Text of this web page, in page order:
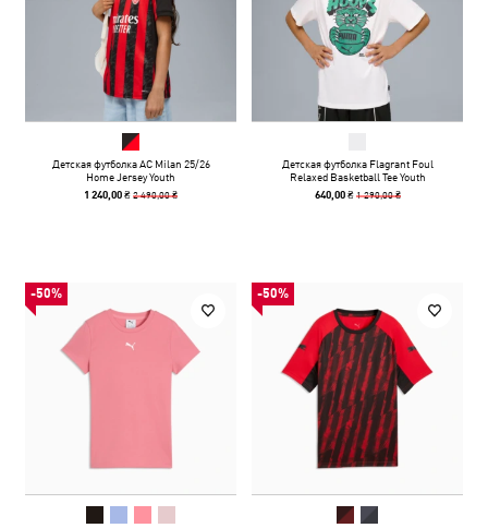
Детская футболка AC Milan 25/26
Home Jersey Youth
1 240,00 ₴2 490,00 ₴
Детская футболка Flagrant Foul
Relaxed Basketball Tee Youth
640,00 ₴ 1 290,00 ₴
-50% -50%